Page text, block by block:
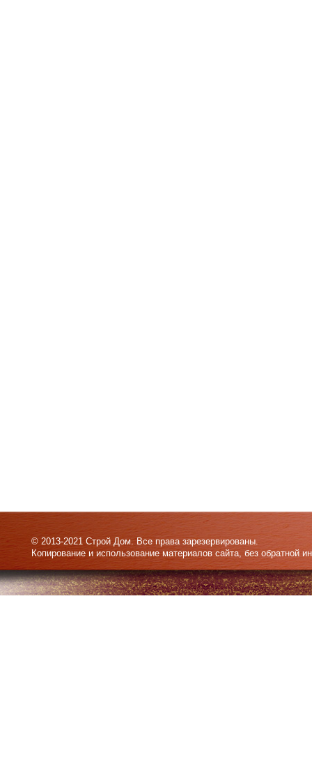
© 2013-2021 Строй Дом. Все права зарезервированы.
Копирование и использование материалов сайта, без обратной